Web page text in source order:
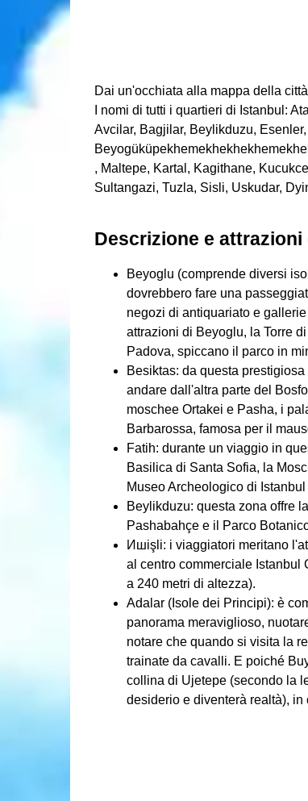
Dai un'occhiata alla mappa della
I nomi di tutti i quartieri di Istanbul:
Avcilar, Bagjilar, Beylikduzu,
, Maltepe, Kartal, Kagithane,
Sultangazi, Tuzla, Sisli, Uskudar,
Descrizione e
Beyoglu (comprende diversi
dovrebbero fare una
negozi di antiquariato e
attrazioni di Beyoglu, la Torre
Padova, spiccano il parco in
Besiktas: da questa
andare dall'altra parte del
moschee Ortakei e Pasha, i
Barbarossa, famosa per il
Fatih: durante un viaggio in
Basilica di Santa Sofia, la
Museo Archeologico di
Beylikduzu: questa zona offre
Pashabahçe e il Parco
Ишişli: i viaggiatori meritano
al centro commerciale Istanbul
a 240 metri di altezza).
Adalar (Isole dei Principi): è
panorama meraviglioso,
notare che quando si visita la
trainate da cavalli. E poiché
collina di Ujetepe (secondo la
desiderio e diventerà realtà),